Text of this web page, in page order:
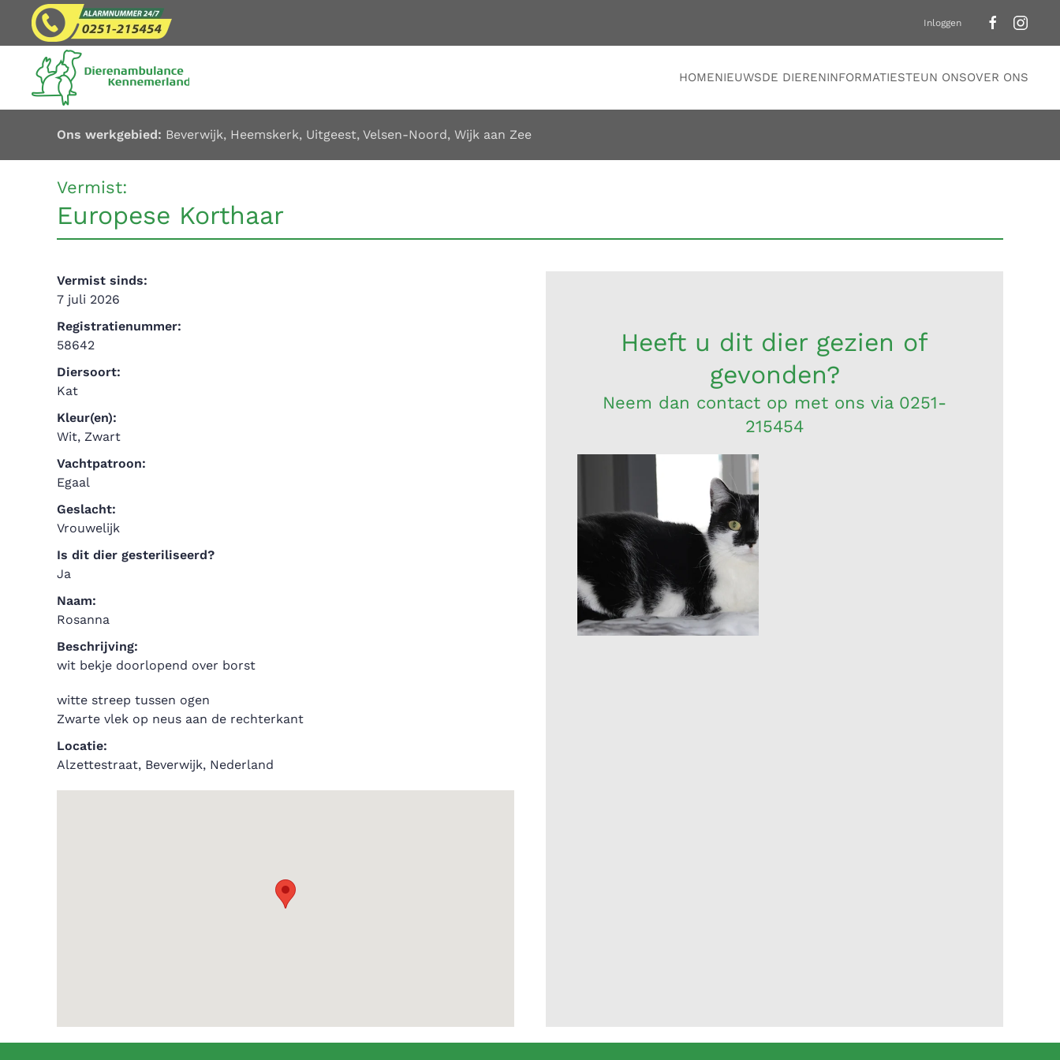
Overslaan en naar de inhoud gaan
Inloggen
HOMENIEUWSDE DIERENINFORMATIESTEUN ONSOVER ONS
Ons werkgebied: Beverwijk, Heemskerk, Uitgeest, Velsen-Noord, Wijk aan Zee
Vermist:
Europese Korthaar
Vermist sinds:
7 juli 2026
Registratienummer:
58642
Diersoort:
Kat
Kleur(en):
Wit, Zwart
Vachtpatroon:
Egaal
Geslacht:
Vrouwelijk
Is dit dier gesteriliseerd?
Ja
Naam:
Rosanna
Beschrijving:
wit bekje doorlopend over borst
witte streep tussen ogen
Zwarte vlek op neus aan de rechterkant
Locatie:
Alzettestraat, Beverwijk, Nederland
Heeft u dit dier gezien of
gevonden?
Neem dan contact op met ons via 0251-
215454
Naam: Rosanna
Vergroot